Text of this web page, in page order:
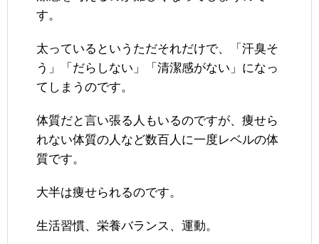
す。
太っているというただそれだけで、「汗臭そ
う」「だらしない」「清潔感がない」になっ
てしまうのです。
体質だと言い張る人もいるのですが、痩せら
れない体質の人など数百人に一度レベルの体
質です。
大半は痩せられるのです。
生活習慣、栄養バランス、運動。